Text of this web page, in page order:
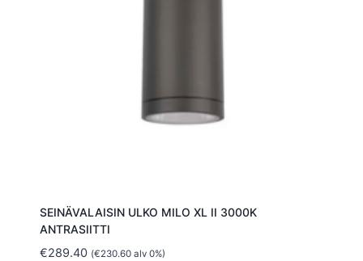
SEINÄVALAISIN ULKO MILO XL II 3000K
ANTRASIITTI
€289.40 (€230.60alv 0%)